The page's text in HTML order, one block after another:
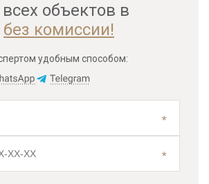
объектов в
без комиссии!
удобным способом: